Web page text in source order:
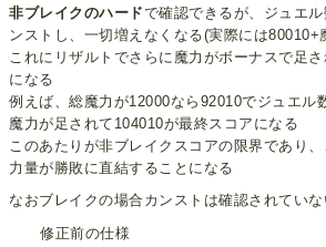
非ブレイクのハードで確認できるが、ジュエ
ンストし、一切増えなくなる(実際には80010+
これにリザルトでさらに魔力がボーナスで足
になる
例えば、総魔力が12000なら92010でジュエル
魔力が足されて104010が最終スコアになる
このあたりが非ブレイクスコアの限界であり
力量が勝敗に直結することになる
なおブレイクの場合カンストは確認されていな
修正前の仕様